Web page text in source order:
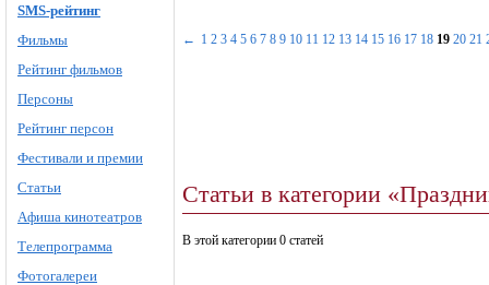
SMS-рейтинг
Фильмы
Рейтинг фильмов
Персоны
Рейтинг персон
Фестивали и премии
Статьи
Афиша кинотеатров
Телепрограмма
Фотогалереи
← 1 2 3 4 5 6 7 8 9 10 11 12 13 14 15 16 17 18 19 20 21
Статьи в категории
В этой категории 0 статей